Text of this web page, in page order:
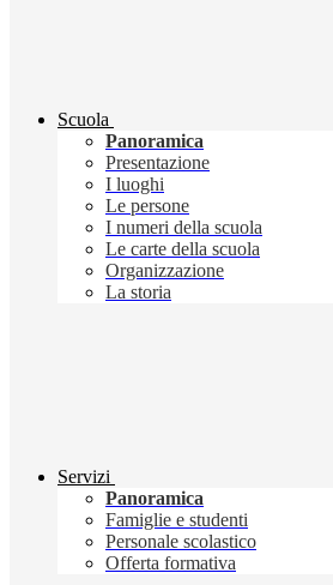
Scuola
Panoramica
Presentazione
I luoghi
Le persone
I numeri della scuola
Le carte della scuola
Organizzazione
La storia
Servizi
Panoramica
Famiglie e studenti
Personale scolastico
Offerta formativa